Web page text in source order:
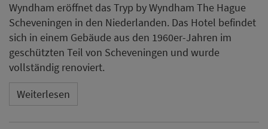
Wyndham eröffnet das Tryp by Wyndham The Hague
Scheveningen in den Niederlanden. Das Hotel befindet
sich in einem Gebäude aus den 1960er-Jahren im
geschützten Teil von Scheveningen und wurde
vollständig renoviert.
Weiterlesen